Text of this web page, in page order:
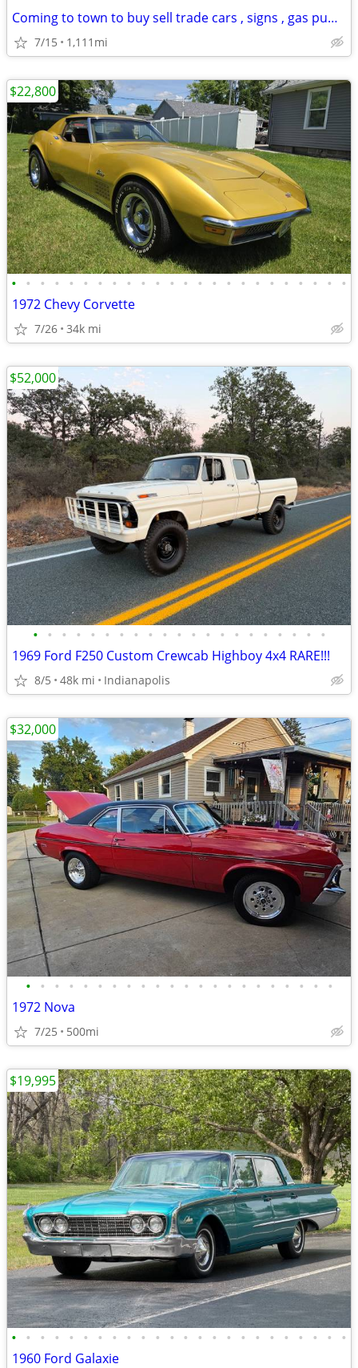
Coming to town to buy sell trade cars , signs , gas pumps and more
7/15 1,111mi
• • • • • • • • • • • • • • • • • • • • • • • •
1972 Chevy Corvette
7/26 34k mi
$22,800
• • • • • • • • • • • • • • • • • • • • •
1969 Ford F250 Custom Crewcab Highboy 4x4 RARE!!!
8/5 48k mi Indianapolis
$52,000
• • • • • • • • • • • • • • • • • • • • • •
1972 Nova
7/25 500mi
$32,000
• • • • • • • • • • • • • • • • • • • • • • • •
1960 Ford Galaxie
$19,995